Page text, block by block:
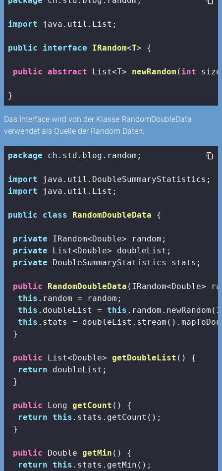
import java.util.List;
public interface IRandom<T> {
public abstract List<T> newRandom ( int
}
Das Interface wird von der Klasse RandomDoubleData
verwendet als Quelle der Random Daten:
package ch.std.blog.random;
import
import java.util.List;
public class RandomDoubleData {
private IRandom<Double> random;
private List<Double> doubleList;
private DoubleSummaryStatistics stats;
public RandomDoubleData (IRandom<Double>
this .random = random;
this .doubleList = this .random.newRandom(
this .stats =
}
public List<Double> getDoubleList ()
{
return doubleList;
}
public Long getCount ()
{
return this .stats.getCount();
}
public Double getMin ()
{
return this .stats.getMin();